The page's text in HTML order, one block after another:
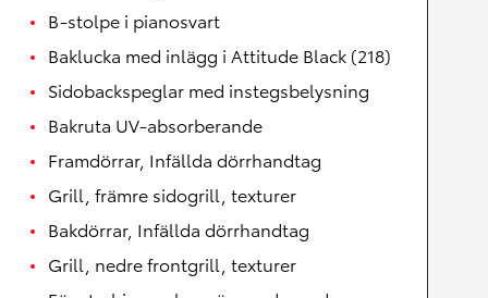
B-stolpe i pianosvart
Baklucka med inlägg i Attitude Black (218)
Sidobackspeglar med instegsbelysning
Bakruta UV-absorberande
Framdörrar, Infällda dörrhandtag
Grill, främre sidogrill, texturer
Bakdörrar, Infällda dörrhandtag
Grill, nedre frontgrill, texturer